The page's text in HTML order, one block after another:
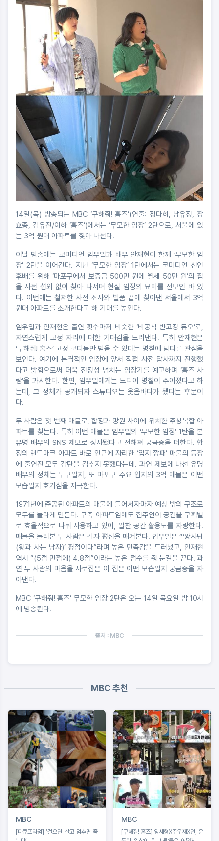
14일(목) 방송되는 MBC ‘구해줘! 홈즈’(연출: 정다히, 남유정, 장
효종, 김유진/이하 ‘홈즈’)에서는 ‘무모한 임장’ 2탄으로, 서울에 있
는 3억 원대 아파트를 찾아 나선다.
이날 방송에는 코미디언 임우일과 배우 안재현이 함께 ‘무모한 임
장’ 2탄을 이어간다. 지난 ‘무모한 임장’ 1탄에서는 코미디언 신인
후배를 위해 ‘마포구에서 보증금 500만 원에 월세 50만 원’의 집
을 사전 섭외 없이 찾아 나서며 현실 임장의 묘미를 선보인 바 있
다. 이번에는 철저한 사전 조사와 발품 끝에 찾아낸 서울에서 3억
원대 아파트를 소개한다고 해 기대를 높인다.
임우일과 안재현은 출연 횟수마저 비슷한 ‘비공식 반고정 듀오’로,
자연스럽게 고정 자리에 대한 기대감을 드러낸다. 특히 안재현은
‘구해줘! 홈즈’ 고정 코디들만 받을 수 있다는 명찰에 남다른 관심을
보인다. 여기에 본격적인 임장에 앞서 직접 사전 답사까지 진행했
다고 밝힘으로써 더욱 진정성 넘치는 임장기를 예고하며 ‘홈즈 사
랑’을 과시한다. 한편, 임우일에게는 드디어 명찰이 주어졌다고 하
는데, 그 정체가 공개되자 스튜디오는 웃음바다가 됐다는 후문이
다.
두 사람은 첫 번째 매물로, 합정과 망원 사이에 위치한 주상복합 아
파트를 찾는다. 특히 이번 매물은 임우일의 ‘무모한 임장’ 1탄을 본
유명 배우의 SNS 제보로 성사됐다고 전해져 궁금증을 더한다. 합
정의 랜드마크 아파트 바로 인근에 자리한 ‘입지 깡패’ 매물의 등장
에 출연진 모두 감탄을 감추지 못했다는데. 과연 제보에 나선 유명
배우의 정체는 누구일지, 또 마포구 주요 입지의 3억 매물은 어떤
모습일지 호기심을 자극한다.
1971년에 준공된 아파트의 매물에 들어서자마자 예상 밖의 구조로
모두를 놀라게 만든다. 구축 아파트임에도 집주인이 공간을 구획별
로 효율적으로 나눠 사용하고 있어, 알찬 공간 활용도를 자랑한다.
매물을 둘러본 두 사람은 각자 평점을 매겨본다. 임우일은 “‘왕사남
(왕과 사는 남자)’ 평점이다”라며 높은 만족감을 드러냈고, 안재현
역시 “(5점 만점에) 4.8점”이라는 높은 점수를 줘 눈길을 끈다. 과
연 두 사람의 마음을 사로잡은 이 집은 어떤 모습일지 궁금증을 자
아낸다.
MBC ‘구해줘! 홈즈’ 무모한 임장 2탄은 오는 14일 목요일 밤 10시
에 방송된다.
출처 : MBC
MBC 추천
MBC
[다큐프라임] ‘걸으면 살고 멈추면 죽
MBC
[구해줘! 홈즈] 양세형X주우재X던, 운